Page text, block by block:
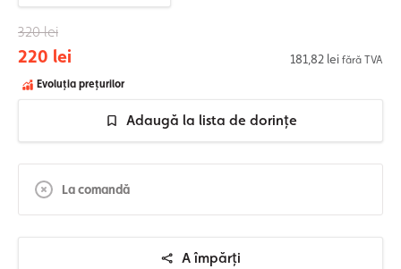
320 lei
220 lei 181,82 lei fără TVA
Evoluția prețurilor
Adaugă la lista de dorințe
La comandă
A împărți